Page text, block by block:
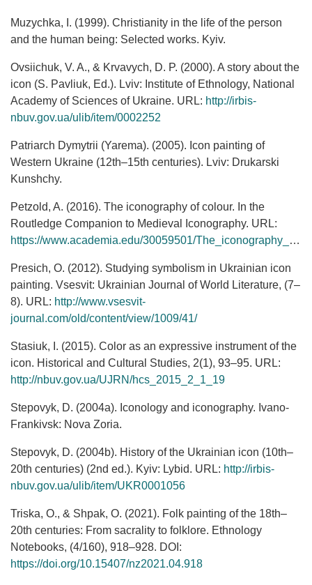
Muzychka, I. (1999). Christianity in the life of the person
and the human being: Selected works. Kyiv.
Ovsiichuk, V. A., & Krvavych, D. P. (2000). A story about the
icon (S. Pavliuk, Ed.). Lviv: Institute of Ethnology, National
Academy of Sciences of Ukraine. URL: http://irbis-
nbuv.gov.ua/ulib/item/0002252
Patriarch Dymytrii (Yarema). (2005). Icon painting of
Western Ukraine (12th–15th centuries). Lviv: Drukarski
Kunshchy.
Petzold, A. (2016). The iconography of colour. In the
Routledge Companion to Medieval Iconography. URL:
https://www.academia.edu/30059501/The_iconography_of_colour
Presich, O. (2012). Studying symbolism in Ukrainian icon
painting. Vsesvit: Ukrainian Journal of World Literature, (7–
8). URL: http://www.vsesvit-
journal.com/old/content/view/1009/41/
Stasiuk, I. (2015). Color as an expressive instrument of the
icon. Historical and Cultural Studies, 2(1), 93–95. URL:
http://nbuv.gov.ua/UJRN/hcs_2015_2_1_19
Stepovyk, D. (2004a). Iconology and iconography. Ivano-
Frankivsk: Nova Zoria.
Stepovyk, D. (2004b). History of the Ukrainian icon (10th–
20th centuries) (2nd ed.). Kyiv: Lybid. URL: http://irbis-
nbuv.gov.ua/ulib/item/UKR0001056
Triska, O., & Shpak, O. (2021). Folk painting of the 18th–
20th centuries: From sacrality to folklore. Ethnology
Notebooks, (4/160), 918–928. DOI:
https://doi.org/10.15407/nz2021.04.918